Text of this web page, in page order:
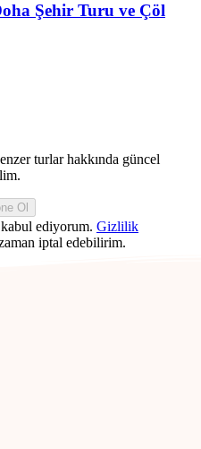
Şehir Turu ve Çöl
turlar hakkında güncel
Ol
ediyorum. Gizlilik
iptal edebilirim.